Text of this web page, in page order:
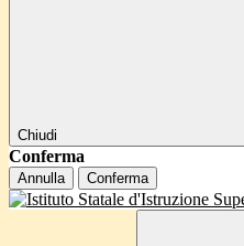
Chiudi
Conferma
Annulla Conferma